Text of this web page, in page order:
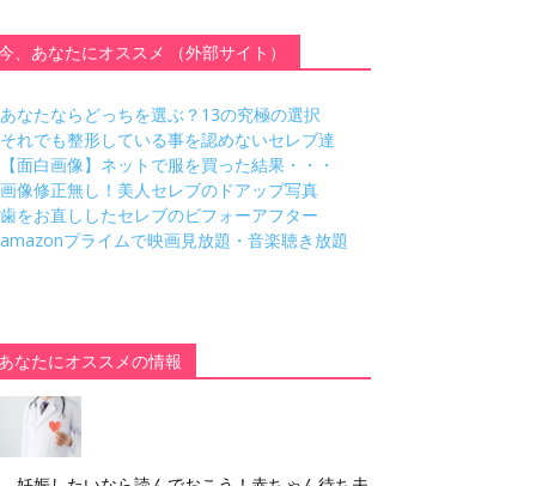
、あなたにオススメ （外部サイト）
あなたならどっちを選ぶ？13の究極の選択
それでも整形している事を認めないセレブ達
【面白画像】ネットで服を買った結果・・・
画像修正無し！美人セレブのドアップ写真
歯をお直ししたセレブのビフォーアフター
amazonプライムで映画見放題・音楽聴き放題
あなたにオススメの情報